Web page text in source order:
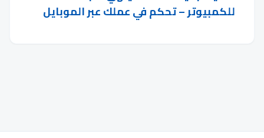
للكمبيوتر – تحكم في عملك عبر الموبايل